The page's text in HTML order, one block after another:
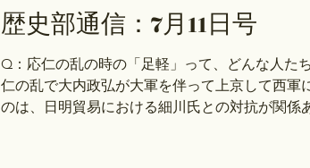
が変わりました。 ①探究コース：自由研究・レ
成・史料読解など→ストアカ・Peatix ②テスト対
ス：歴史能力検定対策・受験対策・大学受験論
ど→ストアカ・Peatix ※ストアカは上記のリン
クセスしないと割引になりませんので、
歴史部通信：7月11日号
Q：応仁の乱の時の「足軽」って、どんな人た
仁の乱で大内政弘が大軍を伴って上京して西軍
のは、日明貿易における細川氏との対抗が関係